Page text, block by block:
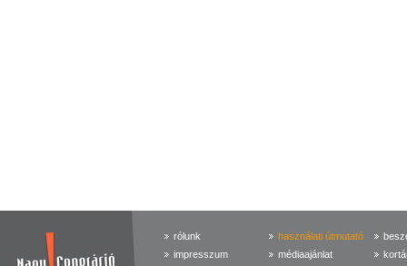
rólunk
impresszum
használati útmutató
médiaajánlat